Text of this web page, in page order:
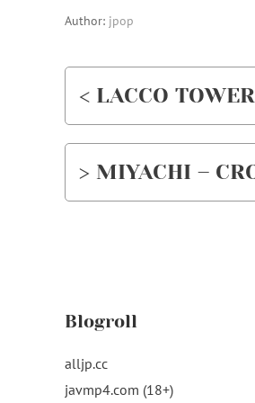
Author: jpop
< LACCO
> MIYACHI –
Blogroll
alljp.cc
javmp4.com (18+)